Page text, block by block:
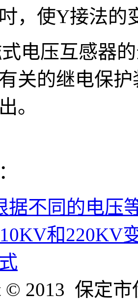
，使Y接法的
电压互感器
关的继电保
。
据不同的电压
和220KV
© 2013 保定